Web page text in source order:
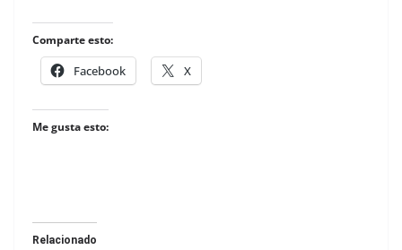
Comparte esto:
Facebook X
Me gusta esto:
Relacionado